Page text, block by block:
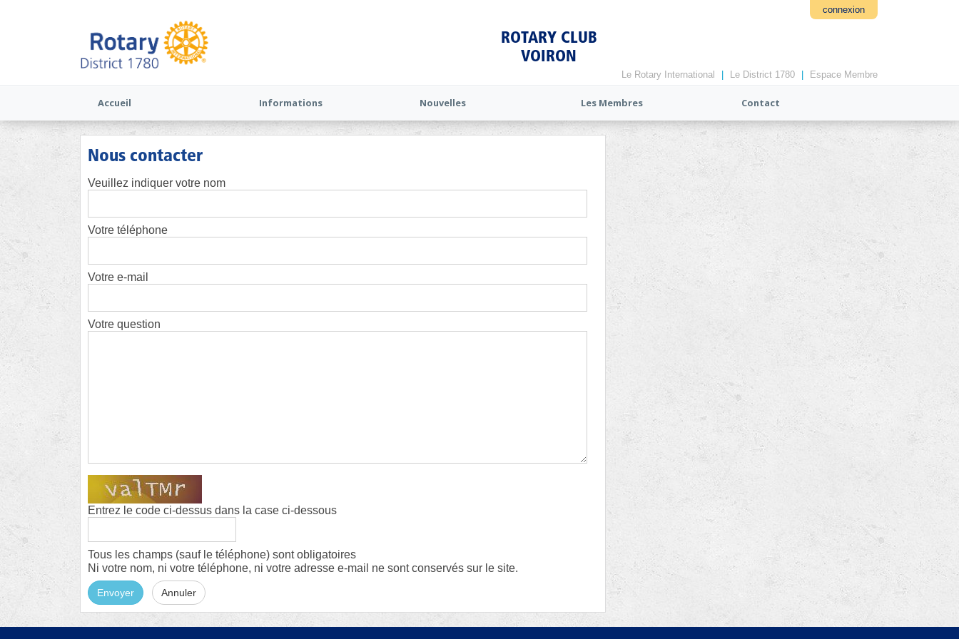
ROTARY CLUB
VOIRON
connexion
Le Rotary International Le District 1780 Espace Membre
Accueil Informations Nouvelles Les Membres Contact
Nous contacter
Veuillez indiquer votre nom
Votre téléphone
Votre e-mail
Votre question
Entrez le code ci-dessus dans la case ci-dessous
Tous les champs (sauf le téléphone) sont obligatoires
Ni votre nom, ni votre téléphone, ni votre adresse e-mail ne sont conservés sur le site.